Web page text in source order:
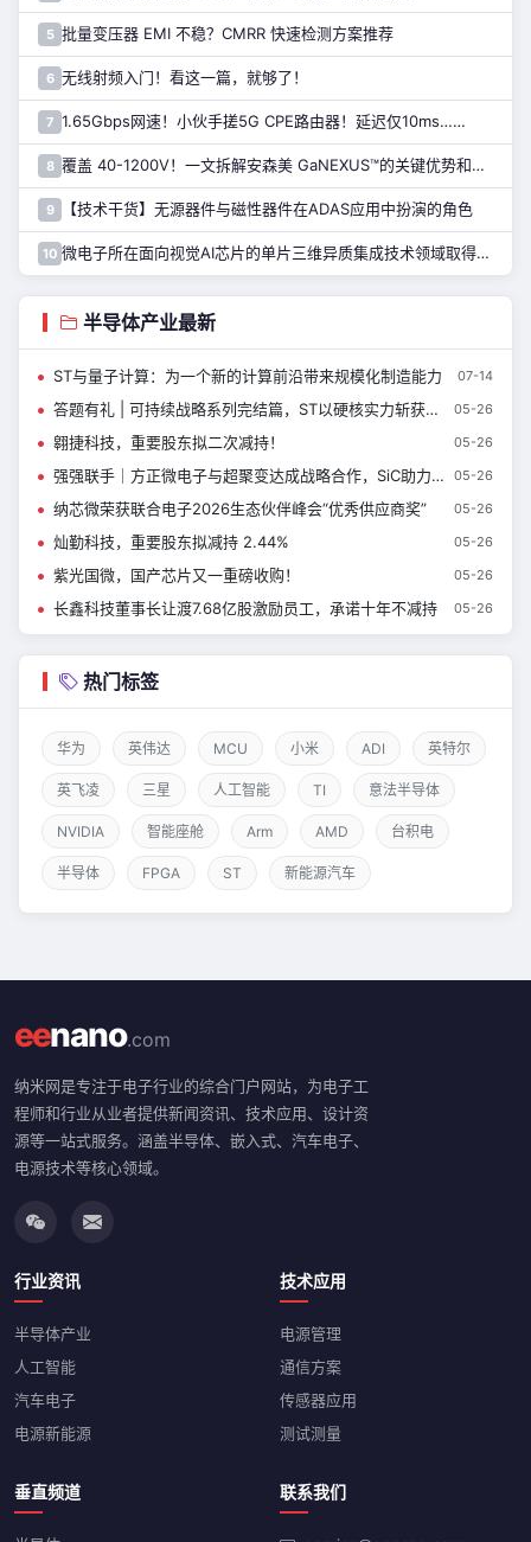
5 批量变压器 EMI 不稳？CMRR 快速检测方案推荐
6 无线射频入门！看这一篇，就够了！
7 1.65Gbps网速！小伙手搓5G CPE路由器！延迟仅10ms……
8 覆盖 40-1200V！一文拆解安森美 GaNEXUS™的关键优势和应用
9 【技术干货】无源器件与磁性器件在ADAS应用中扮演的角色
10 微电子所在面向视觉AI芯片的单片三维异质集成技术领域取得进展
半导体产业最新
ST与量子计算：为一个新的计算前沿带来规模化制造能力 07-14
答题有礼 | 可持续战略系列完结篇，ST以硬核实力斩获多项权威评级 05-26
翱捷科技，重要股东拟二次减持！ 05-26
强强联手｜方正微电子与超聚变达成战略合作，SiC助力AI智算新基建 05-26
纳芯微荣获联合电子2026生态伙伴峰会“优秀供应商奖” 05-26
灿勤科技，重要股东拟减持 2.44% 05-26
紫光国微，国产芯片又一重磅收购！ 05-26
长鑫科技董事长让渡7.68亿股激励员工，承诺十年不减持 05-26
热门标签
华为 英伟达 MCU 小米 ADI 英特尔
英飞凌 三星 人工智能 TI 意法半导体
NVIDIA 智能座舱 Arm AMD 台积电
半导体 FPGA ST 新能源汽车
eenano.com
纳米网是专注于电子行业的综合门户网站，为电子工
程师和行业从业者提供新闻资讯、技术应用、设计资
源等一站式服务。涵盖半导体、嵌入式、汽车电子、
电源技术等核心领域。
行业资讯
半导体产业
人工智能
汽车电子
电源新能源
技术应用
电源管理
通信方案
传感器应用
测试测量
垂直频道 联系我们